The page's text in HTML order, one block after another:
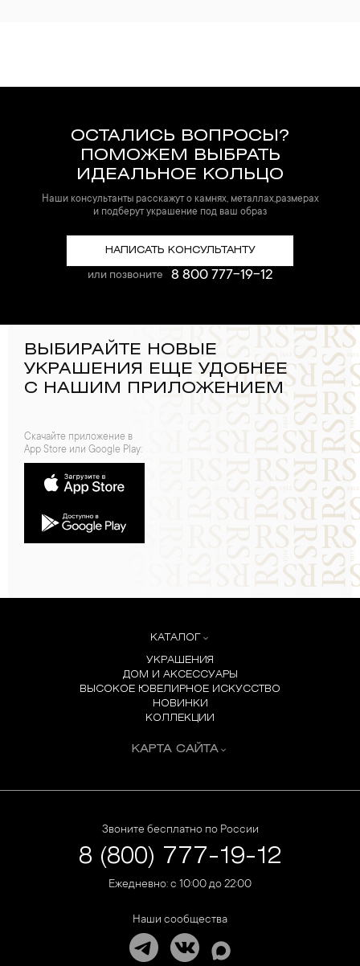
ОСТАЛИСЬ ВОПРОСЫ?
ПОМОЖЕМ ВЫБРАТЬ
ИДЕАЛЬНОЕ КОЛЬЦО
Наши консультанты расскажут о камнях, металлах,размерах
и подберут украшение под ваш образ
НАПИСАТЬ КОНСУЛЬТАНТУ
или позвоните 8 800 777-19-12
ВЫБИРАЙТЕ НОВЫЕ
УКРАШЕНИЯ ЕЩЕ УДОБНЕЕ
С НАШИМ ПРИЛОЖЕНИЕМ
Скачайте приложение в
App Store или Google Play:
КАТАЛОГ
УКРАШЕНИЯ
ДОМ И АКСЕССУАРЫ
ВЫСОКОЕ ЮВЕЛИРНОЕ ИСКУССТВО
НОВИНКИ
КОЛЛЕКЦИИ
КАРТА САЙТА
Звоните бесплатно по России
8 (800) 777-19-12
Ежедневно: с 10:00 до 22:00
Наши сообщества